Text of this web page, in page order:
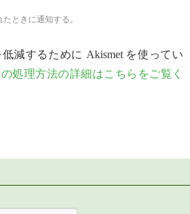
ときに通知する。
減するために Akismet を使ってい
処理方法の詳細はこちらをご覧く